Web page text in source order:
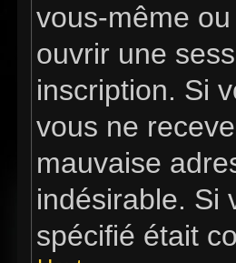
vous-même
ouvrir une
inscription. Si
vous ne
mauvaise
indésirable. Si
spécifié était